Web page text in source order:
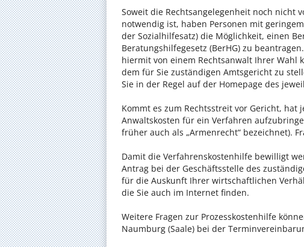
Soweit die Rechtsangelegenheit noch nicht
notwendig ist, haben Personen mit
der Sozialhilfesatz) die Möglichkeit, einen
Beratungshilfegesetz (BerHG) zu
hiermit von einem Rechtsanwalt Ihrer Wahl
dem für Sie zuständigen Amtsgericht zu
Sie in der Regel auf der Homepage des
Kommt es zum Rechtsstreit vor Gericht,
Anwaltskosten für ein Verfahren
früher auch als „Armenrecht“ bezeichnet).
Damit die Verfahrenskostenhilfe bewilligt
Antrag bei der Geschäftsstelle des
für die Auskunft Ihrer wirtschaftlichen
die Sie auch im Internet finden.
Weitere Fragen zur Prozesskostenhilfe
Naumburg (Saale) bei der